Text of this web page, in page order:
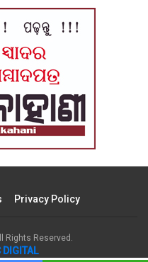
Privacy Policy
Rights Reserved.
DIGITAL